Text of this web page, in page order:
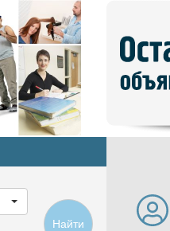
объявление
Найти